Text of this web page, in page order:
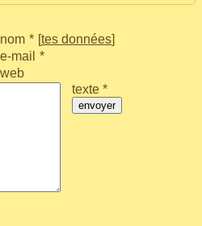
nom * [tes données]
e-mail *
web
texte *
envoyer